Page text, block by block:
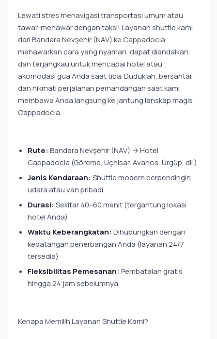
Lewati stres menavigasi transportasi umum atau
tawar-menawar dengan taksi! Layanan shuttle kami
dari Bandara Nevşehir (NAV) ke Cappadocia
menawarkan cara yang nyaman, dapat diandalkan,
dan terjangkau untuk mencapai hotel atau
akomodasi gua Anda saat tiba. Duduklah, bersantai,
dan nikmati perjalanan pemandangan saat kami
membawa Anda langsung ke jantung lanskap magis
Cappadocia.
Rute: Bandara Nevşehir (NAV) → Hotel
Cappadocia (Göreme, Uçhisar, Avanos, Ürgüp, dll.)
Jenis Kendaraan: Shuttle modern berpendingin
udara atau van pribadi
Durasi: Sekitar 40–60 menit (tergantung lokasi
hotel Anda)
Waktu Keberangkatan: Dihubungkan dengan
kedatangan penerbangan Anda (layanan 24/7
tersedia)
Fleksibilitas Pemesanan: Pembatalan gratis
hingga 24 jam sebelumnya
Kenapa Memilih Layanan Shuttle Kami?